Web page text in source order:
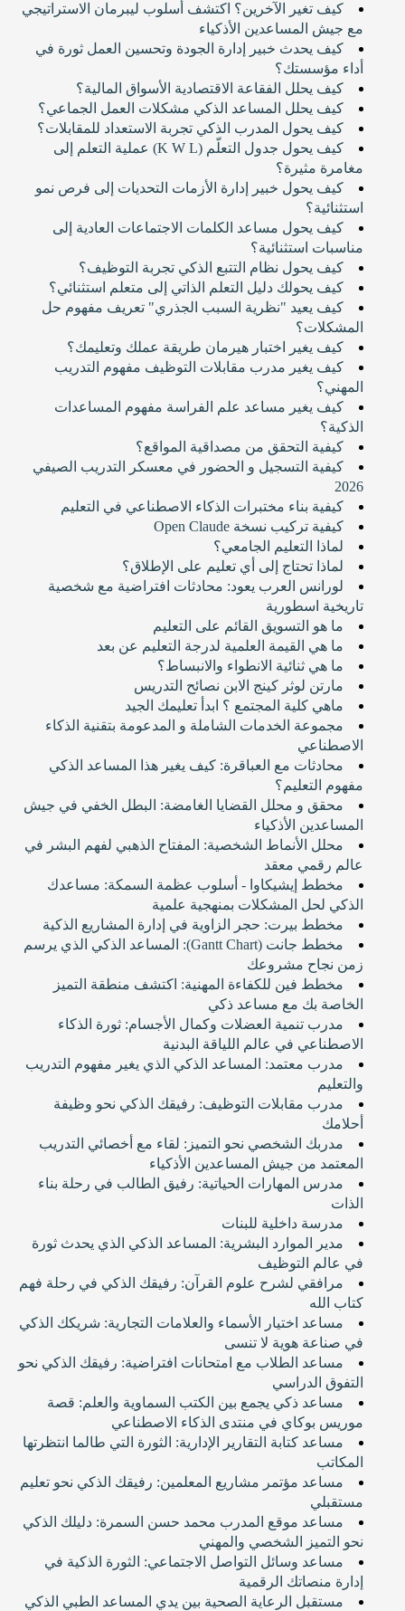
كيف تغير الآخرين؟ اكتشف أسلوب ليبرمان الاستراتيجي
مع جيش المساعدين الأذكياء
كيف يحدث خبير إدارة الجودة وتحسين العمل ثورة في
أداء مؤسستك؟
كيف يحلل الفقاعة الاقتصادية الأسواق المالية؟
كيف يحلل المساعد الذكي مشكلات العمل الجماعي؟
كيف يحول المدرب الذكي تجربة الاستعداد للمقابلات؟
كيف يحول جدول التعلّم (K W L) عملية التعلم إلى
مغامرة مثيرة؟
كيف يحول خبير إدارة الأزمات التحديات إلى فرص نمو
استثنائية؟
كيف يحول مساعد الكلمات الاجتماعات العادية إلى
مناسبات استثنائية؟
كيف يحول نظام التتبع الذكي تجربة التوظيف؟
كيف يحولك دليل التعلم الذاتي إلى متعلم استثنائي؟
كيف يعيد "نظرية السبب الجذري" تعريف مفهوم حل
المشكلات؟
كيف يغير اختبار هيرمان طريقة عملك وتعليمك؟
كيف يغير مدرب مقابلات التوظيف مفهوم التدريب
المهني؟
كيف يغير مساعد علم الفراسة مفهوم المساعدات
الذكية؟
كيفية التحقق من مصداقية المواقع؟
كيفية التسجيل و الحضور في معسكر التدريب الصيفي
2026
كيفية بناء مختبرات الذكاء الاصطناعي في التعليم
كيفية تركيب نسخة Open Claude
لماذا التعليم الجامعي؟
لماذا تحتاج إلى أي تعليم على الإطلاق؟
لورانس العرب يعود: محادثات افتراضية مع شخصية
تاريخية اسطورية
ما هو التسويق القائم على التعليم
ما هي القيمة العلمية لدرجة التعليم عن بعد
ما هي ثنائية الانطواء والانبساط؟
مارتن لوثر كينج الابن نصائح التدريس
ماهي كلية المجتمع ؟ ابدأ تعليمك الجيد
مجموعة الخدمات الشاملة و المدعومة بتقنية الذكاء
الاصطناعي
محادثات مع العباقرة: كيف يغير هذا المساعد الذكي
مفهوم التعليم؟
محقق و محلل القضايا الغامضة: البطل الخفي في جيش
المساعدين الأذكياء
محلل الأنماط الشخصية: المفتاح الذهبي لفهم البشر في
عالم رقمي معقد
مخطط إيشيكاوا - أسلوب عظمة السمكة: مساعدك
الذكي لحل المشكلات بمنهجية علمية
مخطط بيرت: حجر الزاوية في إدارة المشاريع الذكية
مخطط جانت (Gantt Chart): المساعد الذكي الذي يرسم
زمن نجاح مشروعك
مخطط فين للكفاءة المهنية: اكتشف منطقة التميز
الخاصة بك مع مساعد ذكي
مدرب تنمية العضلات وكمال الأجسام: ثورة الذكاء
الاصطناعي في عالم اللياقة البدنية
مدرب معتمد: المساعد الذكي الذي يغير مفهوم التدريب
والتعليم
مدرب مقابلات التوظيف: رفيقك الذكي نحو وظيفة
أحلامك
مدربك الشخصي نحو التميز: لقاء مع أخصائي التدريب
المعتمد من جيش المساعدين الأذكياء
مدرس المهارات الحياتية: رفيق الطالب في رحلة بناء
الذات
مدرسة داخلية للبنات
مدير الموارد البشرية: المساعد الذكي الذي يحدث ثورة
في عالم التوظيف
مرافقي لشرح علوم القرآن: رفيقك الذكي في رحلة فهم
كتاب الله
مساعد اختيار الأسماء والعلامات التجارية: شريكك الذكي
في صناعة هوية لا تنسى
مساعد الطلاب مع امتحانات افتراضية: رفيقك الذكي نحو
التفوق الدراسي
مساعد ذكي يجمع بين الكتب السماوية والعلم: قصة
موريس بوكاي في منتدى الذكاء الاصطناعي
مساعد كتابة التقارير الإدارية: الثورة التي طالما انتظرتها
المكاتب
مساعد مؤتمر مشاريع المعلمين: رفيقك الذكي نحو تعليم
مستقبلي
مساعد موقع المدرب محمد حسن السمرة: دليلك الذكي
نحو التميز الشخصي والمهني
مساعد وسائل التواصل الاجتماعي: الثورة الذكية في
إدارة منصاتك الرقمية
مستقبل الرعاية الصحية بين يدي المساعد الطبي الذكي